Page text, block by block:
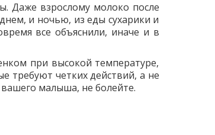
Даже взрослому молоко после
и ночью, из еды сухарики и
все объяснили, иначе и в
при высокой температуре,
требуют четких действий, а не
малыша, не болейте.